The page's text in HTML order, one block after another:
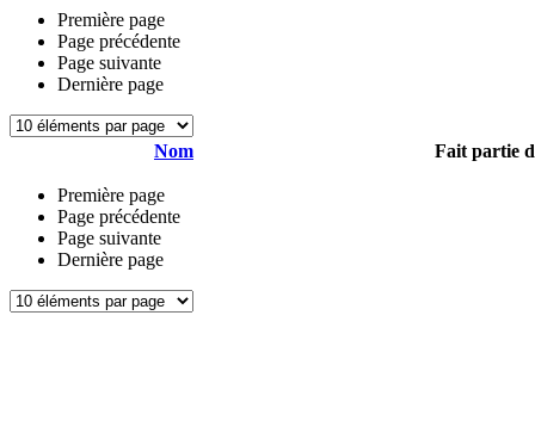
Première page
Page précédente
Page suivante
Dernière page
Nom Fait partie
Première page
Page précédente
Page suivante
Dernière page